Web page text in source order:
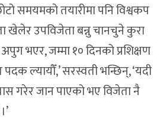
समयमको तयारीमा पनि विश्वकप
खेलेर उपविजेता बन्नु चानचुने कुरा
भएर, जम्मा १० दिनको प्रशिक्षण
ल्यायौँ,’ सरस्वती भन्छिन्, ‘यदी
गरेर जान पाएको भए विजेता नै